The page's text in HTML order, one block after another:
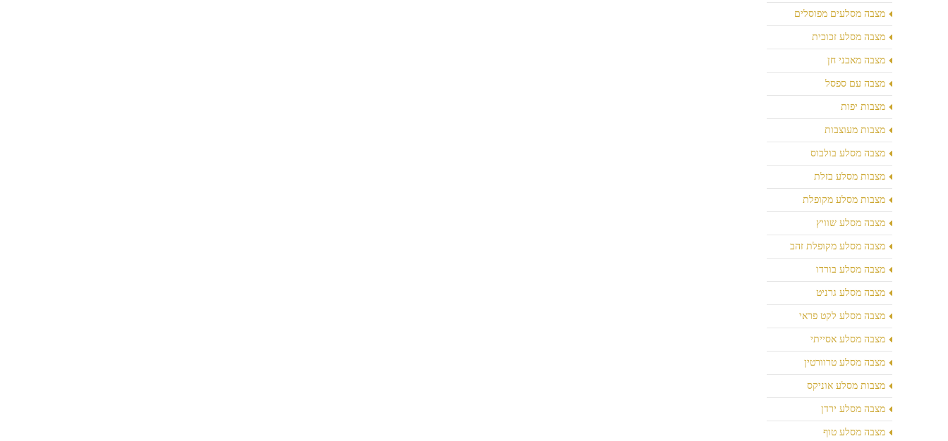
מצבה מסלעים מפוסלים
מצבה מסלע זכוכית
מצבה מאבני חן
מצבה עם ספסל
מצבות יפות
מצבות מעוצבות
מצבה מסלע בולבוס
מצבות מסלע בזלת
מצבות מסלע מקופלת
מצבה מסלע שוויץ
מצבה מסלע מקופלת זהב
מצבה מסלע בורדו
מצבה מסלע גרניט
מצבה מסלע לקט פראי
מצבה מסלע אסייתי
מצבה מסלע טרוורטין
מצבות מסלע אוניקס
מצבה מסלע ירדן
מצבה מסלע טוף